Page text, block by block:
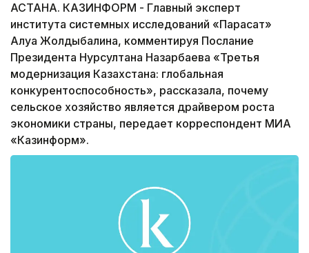
АСТАНА. КАЗИНФОРМ - Главный эксперт
института системных исследований «Парасат»
Алуа Жолдыбалина, комментируя Послание
Президента Нурсултана Назарбаева «Третья
модернизация Казахстана: глобальная
конкурентоспособность», рассказала, почему
сельское хозяйство является драйвером роста
экономики страны, передает корреспондент МИА
«Казинформ».